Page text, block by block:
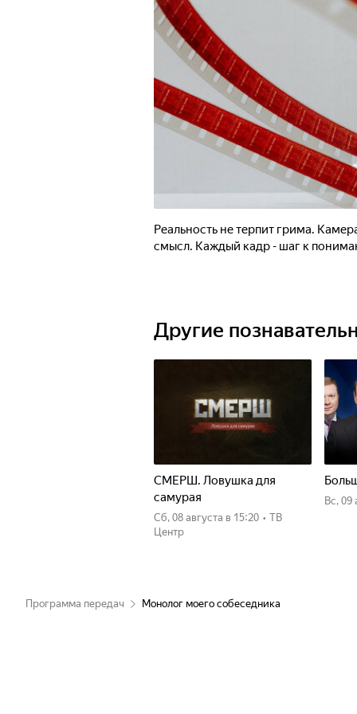
Реальность не терпит грима.
смысл. Каждый кадр - шаг к
Другие
СМЕРШ. Ловушка для
самурая
сб, 08 августа в 15:20 • ТВ
Центр
вс,
Программа передач Монолог моего собеседника